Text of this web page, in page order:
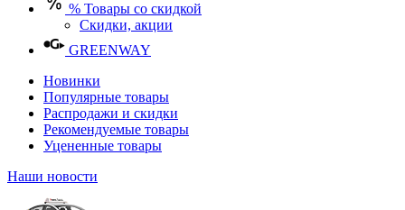
% Товары со скидкой
Скидки, акции
GREENWAY
Новинки
Популярные товары
Распродажи и скидки
Рекомендуемые товары
Уцененные товары
Наши новости